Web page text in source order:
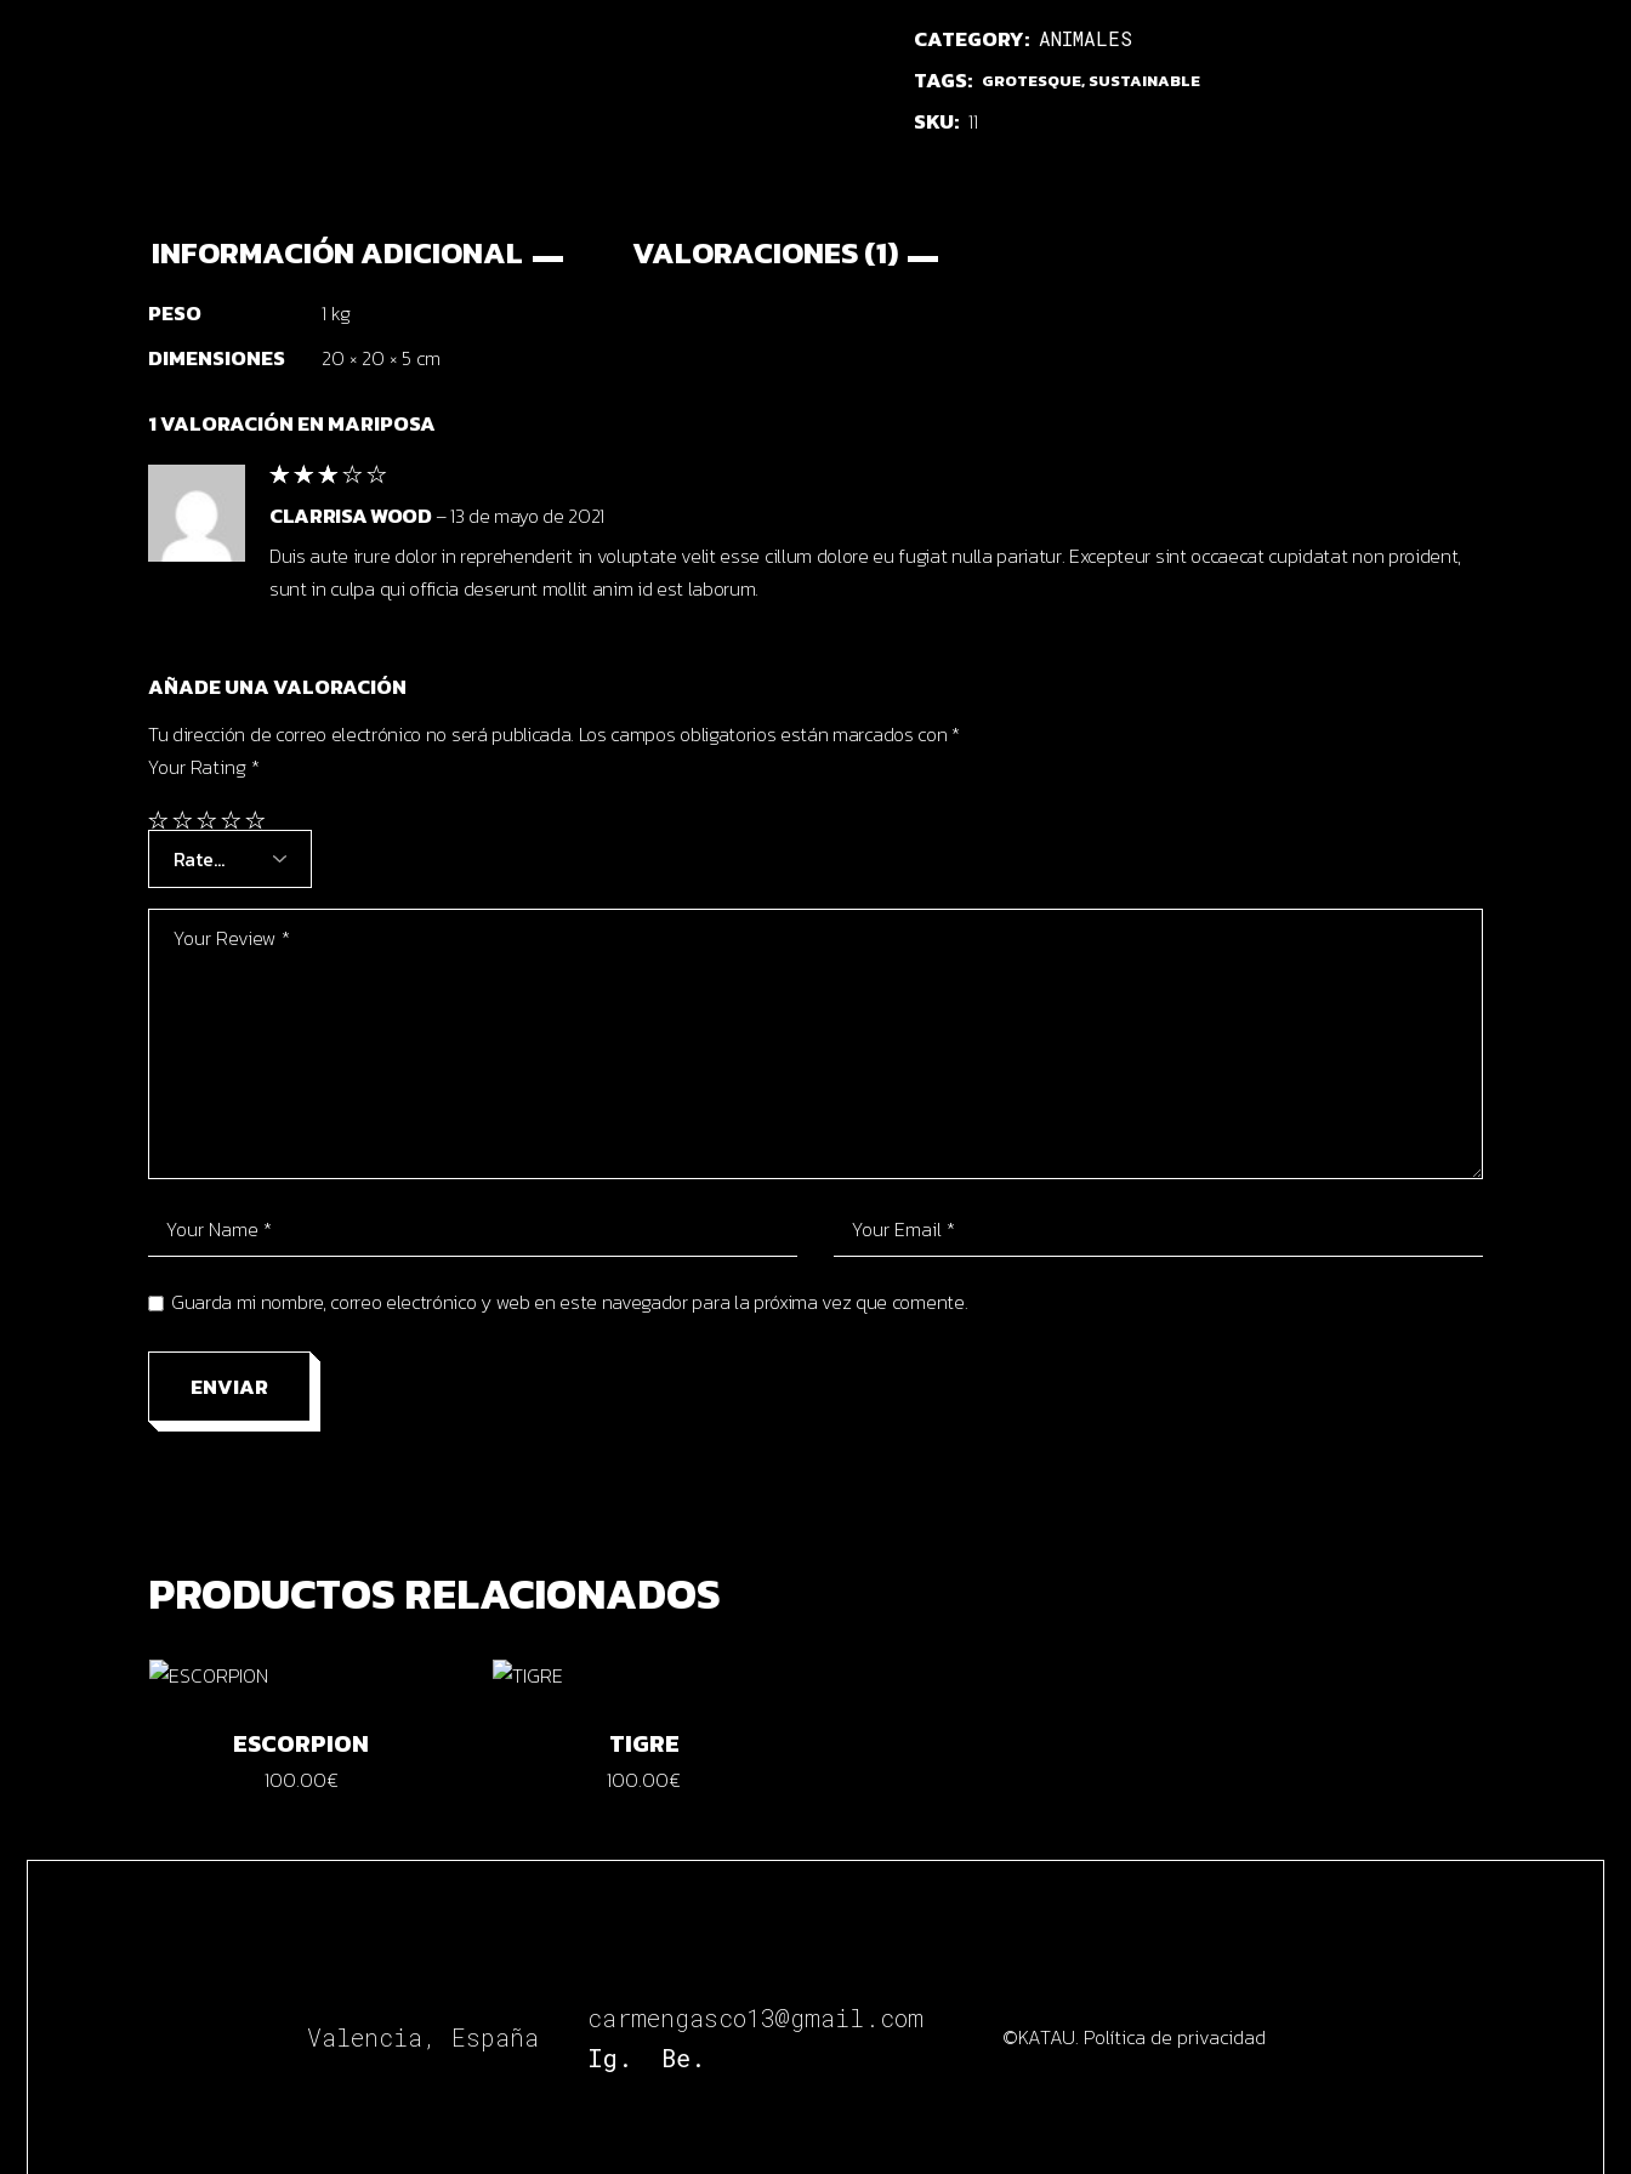
CATEGORY: ANIMALES
TAGS: GROTESQUE, SUSTAINABLE
SKU: 11
INFORMACIÓN ADICIONAL VALORACIONES (1)
PESO 1 kg
DIMENSIONES 20 × 20 × 5 cm
1 VALORACIÓN ENMARIPOSA
CLARRISA WOOD–13 de mayo de 2021
Duis aute irure dolor in reprehenderit in voluptate velit esse cillum dolore eu fugiat nulla pariatur. Excepteur sint occaecat cupidatat non proident,
sunt in culpa qui officia deserunt mollit anim id est laborum.
AÑADE UNA VALORACIÓN
Tu dirección de correo electrónico no será publicada. Los campos obligatorios están marcados con *
Your Rating *
Guarda mi nombre, correo electrónico y web en este navegador para la próxima vez que comente.
ENVIAR
PRODUCTOS RELACIONADOS
ESCORPION
100.00€
TIGRE
100.00€
Valencia, España
carmengasco13@gmail.com
Ig.
Be.
©️KATAU. Política de privacidad